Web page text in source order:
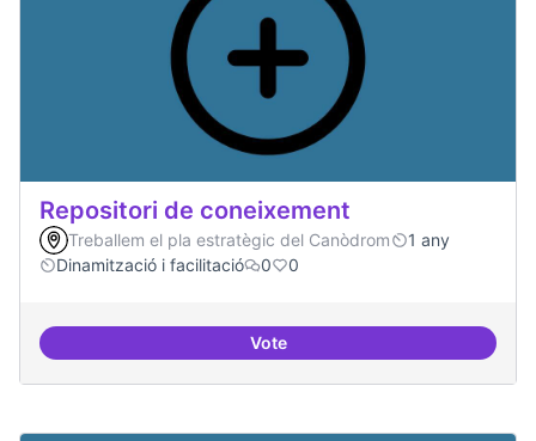
Repositori de coneixement
Treballem el pla estratègic del Canòdrom
1 any
Dinamització i facilitació
0 0
VoteRepositori de coneixement